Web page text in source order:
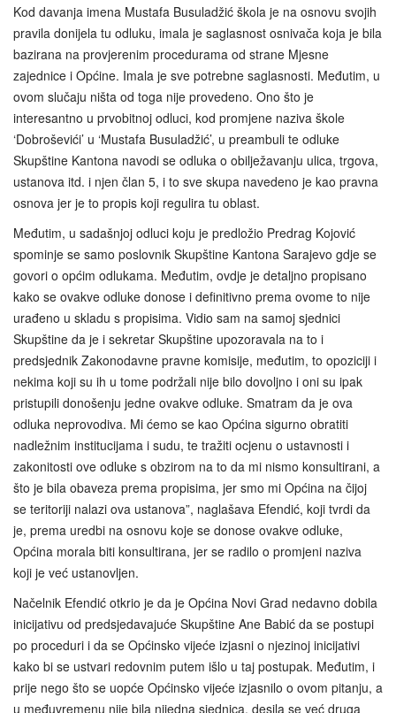
Kod davanja imena Mustafa Busuladžić škola je na osnovu svojih
pravila donijela tu odluku, imala je saglasnost osnivača koja je bila
bazirana na provjerenim procedurama od strane Mjesne
zajednice i Općine. Imala je sve potrebne saglasnosti. Međutim, u
ovom slučaju ništa od toga nije provedeno. Ono što je
interesantno u prvobitnoj odluci, kod promjene naziva škole
‘Dobroševići’ u ‘Mustafa Busuladžić’, u preambuli te odluke
Skupštine Kantona navodi se odluka o obilježavanju ulica, trgova,
ustanova itd. i njen član 5, i to sve skupa navedeno je kao pravna
osnova jer je to propis koji regulira tu oblast.
Međutim, u sadašnjoj odluci koju je predložio Predrag Kojović
spominje se samo poslovnik Skupštine Kantona Sarajevo gdje se
govori o općim odlukama. Međutim, ovdje je detaljno propisano
kako se ovakve odluke donose i definitivno prema ovome to nije
urađeno u skladu s propisima. Vidio sam na samoj sjednici
Skupštine da je i sekretar Skupštine upozoravala na to i
predsjednik Zakonodavne pravne komisije, međutim, to opoziciji i
nekima koji su ih u tome podržali nije bilo dovoljno i oni su ipak
pristupili donošenju jedne ovakve odluke. Smatram da je ova
odluka neprovodiva. Mi ćemo se kao Općina sigurno obratiti
nadležnim institucijama i sudu, te tražiti ocjenu o ustavnosti i
zakonitosti ove odluke s obzirom na to da mi nismo konsultirani, a
što je bila obaveza prema propisima, jer smo mi Općina na čijoj
se teritoriji nalazi ova ustanova”, naglašava Efendić, koji tvrdi da
je, prema uredbi na osnovu koje se donose ovakve odluke,
Općina morala biti konsultirana, jer se radilo o promjeni naziva
koji je već ustanovljen.
Načelnik Efendić otkrio je da je Općina Novi Grad nedavno dobila
inicijativu od predsjedavajuće Skupštine Ane Babić da se postupi
po proceduri i da se Općinsko vijeće izjasni o njezinoj inicijativi
kako bi se ustvari redovnim putem išlo u taj postupak. Međutim, i
prije nego što se uopće Općinsko vijeće izjasnilo o ovom pitanju, a
u međuvremenu nije bila nijedna sjednica, desila se već druga